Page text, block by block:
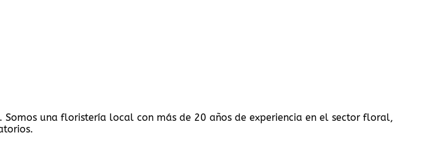
. Somos una floristería local con más de 20 años de experiencia en el sector floral,